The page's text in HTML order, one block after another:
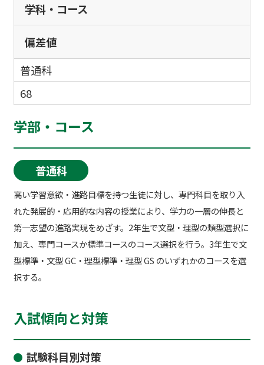
学科・コース
偏差値
普通科
68
学部・コース
普通科
高い学習意欲・進路目標を持つ生徒に対し、専門科目を取り入
れた発展的・応用的な内容の授業により、学力の一層の伸長と
第一志望の進路実現をめざす。2年生で文型・理型の類型選択に
加え、専門コースか標準コースのコース選択を行う。3年生で文
型標準・文型 GC・理型標準・理型 GS のいずれかのコースを選
択する。
入試傾向と対策
試験科目別対策